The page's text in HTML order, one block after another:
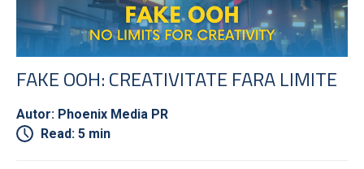
FAKE OOH: CREATIVITATE FARA LIMITE
Autor: Phoenix Media PR
Read: 5 min